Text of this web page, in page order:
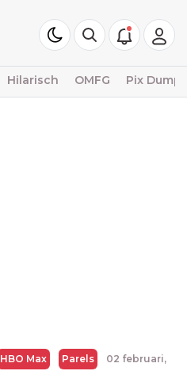
Hilarisch OMFG Pix Dump
HBO Max Parels 02 februari,